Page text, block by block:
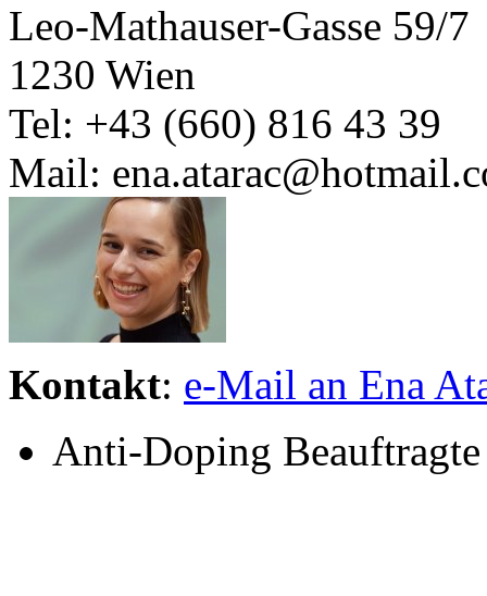
Leo-Mathauser-Gasse 59/7
1230 Wien
Tel: +43 (660) 816 43 39
Mail:
Kontakt: e-Mail an Ena
Anti-Doping Beauftragte